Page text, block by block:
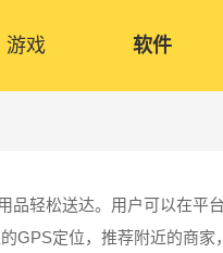
游戏 软件
品轻松送达。用户可以在平
GPS定位，推荐附近的商